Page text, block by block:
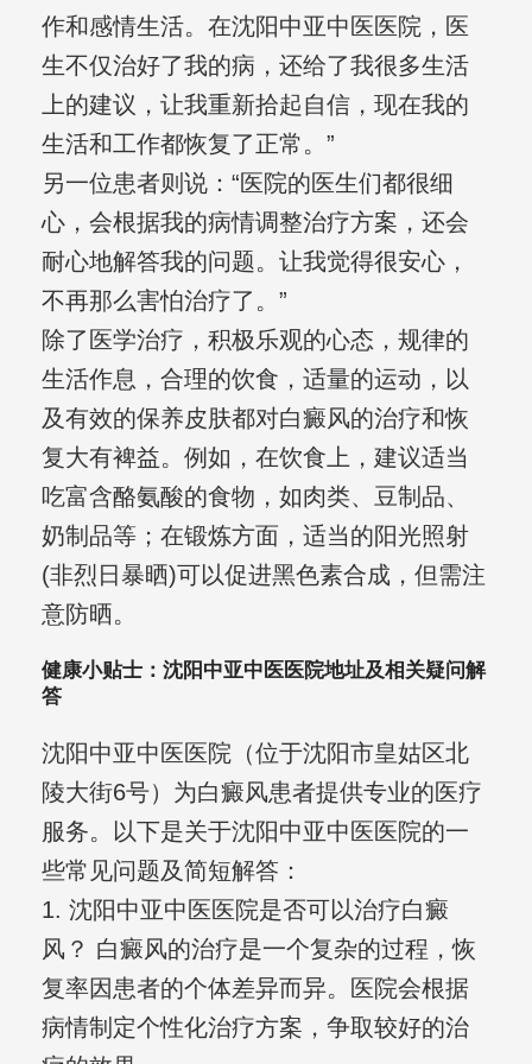
作和感情生活。在沈阳中亚中医医院，医
生不仅治好了我的病，还给了我很多生活
上的建议，让我重新拾起自信，现在我的
生活和工作都恢复了正常。”
另一位患者则说：“医院的医生们都很细
心，会根据我的病情调整治疗方案，还会
耐心地解答我的问题。让我觉得很安心，
不再那么害怕治疗了。”
除了医学治疗，积极乐观的心态，规律的
生活作息，合理的饮食，适量的运动，以
及有效的保养皮肤都对白癜风的治疗和恢
复大有裨益。例如，在饮食上，建议适当
吃富含酪氨酸的食物，如肉类、豆制品、
奶制品等；在锻炼方面，适当的阳光照射
(非烈日暴晒)可以促进黑色素合成，但需注
意防晒。
健康小贴士：沈阳中亚中医医院地址及相关疑问解
答
沈阳中亚中医医院（位于沈阳市皇姑区北
陵大街6号）为白癜风患者提供专业的医疗
服务。以下是关于沈阳中亚中医医院的一
些常见问题及简短解答：
1. 沈阳中亚中医医院是否可以治疗白癜
风？ 白癜风的治疗是一个复杂的过程，恢
复率因患者的个体差异而异。医院会根据
病情制定个性化治疗方案，争取较好的治